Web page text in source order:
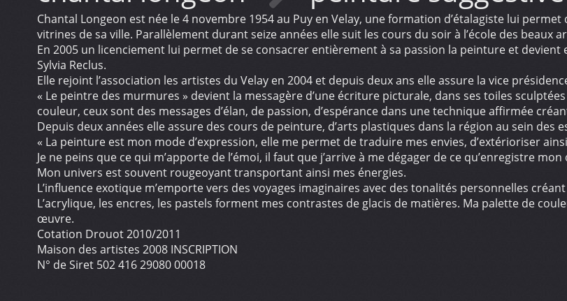
Chantal Longeon est née le 4 novembre 1954 au Puy en Velay, une formation d’étalagiste lui
vitrines de sa ville. Parallèlement durant seize années elle suit les cours du soir à l’école des beaux
En 2005 un licenciement lui permet de se consacrer entièrement à sa passion la peinture et
Sylvia Reclus.
Elle rejoint l’association les artistes du Velay en 2004 et depuis deux ans elle assure la vice
« Le peintre des murmures » devient la messagère d’une écriture picturale, dans ses toiles
couleur, ceux sont des messages d’élan, de passion, d’espérance dans une technique affirmée
Depuis deux années elle assure des cours de peinture, d’arts plastiques dans la région au sein des
« La peinture est mon mode d’expression, elle me permet de traduire mes envies, d’extérioriser
Je ne peins que ce qui m’apporte de l’émoi, il faut que j’arrive à me dégager de ce qu’enregistre
Mon univers est souvent rougeoyant transportant ainsi mes énergies.
L’influence exotique m’emporte vers des voyages imaginaires avec des tonalités personnelles
L’acrylique, les encres, les pastels forment mes contrastes de glacis de matières. Ma palette de
œuvre.
Cotation Drouot 2010/2011
Maison des artistes 2008 INSCRIPTION
N° de Siret 502 416 29080 00018